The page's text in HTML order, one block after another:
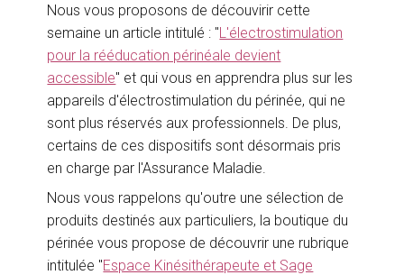
Nous vous proposons de découvirir cette
semaine un article intitulé : "L'électrostimulation
pour la rééducation périnéale devient
accessible" et qui vous en apprendra plus sur les
appareils d'électrostimulation du périnée, qui ne
sont plus réservés aux professionnels. De plus,
certains de ces dispositifs sont désormais pris
en charge par l'Assurance Maladie.
Nous vous rappelons qu'outre une sélection de
produits destinés aux particuliers, la boutique du
périnée vous propose de découvrir une rubrique
intitulée "Espace Kinésithérapeute et Sage